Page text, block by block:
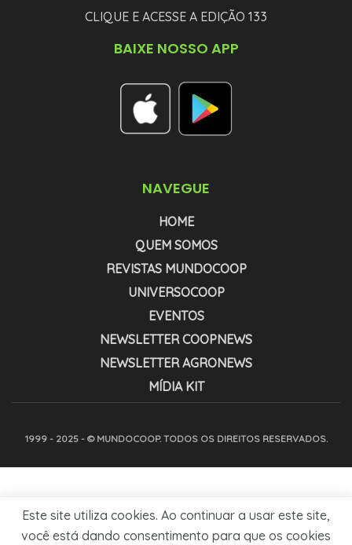
CLIQUE E ACESSE A EDIÇÃO 133
BAIXE NOSSO APP
NAVEGUE
HOME
QUEM SOMOS
REVISTAS MUNDOCOOP
UNIVERSOCOOP
EVENTOS
NEWSLETTER COOPNEWS
NEWSLETTER AGRONEWS
MÍDIA KIT
1999 - 2025 - © MUNDOCOOP. TODOS OS DIREITOS RESERVADOS.
Este site utiliza cookies. Ao continuar a usar este site,
você está dando consentimento para que os cookies